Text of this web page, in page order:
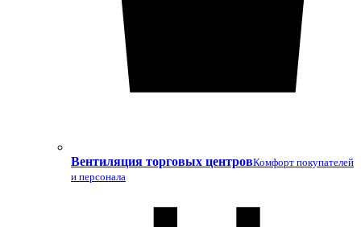
Вентиляция торговых центровКомфорт покупателей
и персонала